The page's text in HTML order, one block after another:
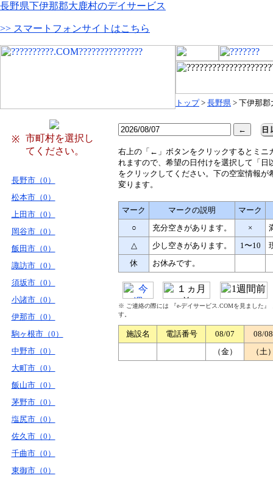
長野県下伊那郡大鹿村のデイサービス
>> スマートフォンサイトはこちら
トップ> 長野県 > 下伊那郡
※
市町村を選択し
てください。
長野市（0）
松本市（0）
上田市（0）
岡谷市（0）
飯田市（0）
諏訪市（0）
須坂市（0）
小諸市（0）
伊那市（0）
駒ヶ根市（0）
中野市（0）
大町市（0）
飯山市（0）
茅野市（0）
塩尻市（0）
佐久市（0）
千曲市（0）
東御市（0）
右上の「←」ボタンをクリックするとミニ
れますので、希望の日付けを選択して「日
をクリックしてください。下の空室情報が
変ります。
マーク マークの説明
マーク
○
充分空きがあります。 ×
△
少し空きがあります。 1〜10
休
お休みです。
※ ご連絡の際には 『e-デイサービス.COMを見ました
す。
施設名 電話番号 08/07
08/08
（金）
（土